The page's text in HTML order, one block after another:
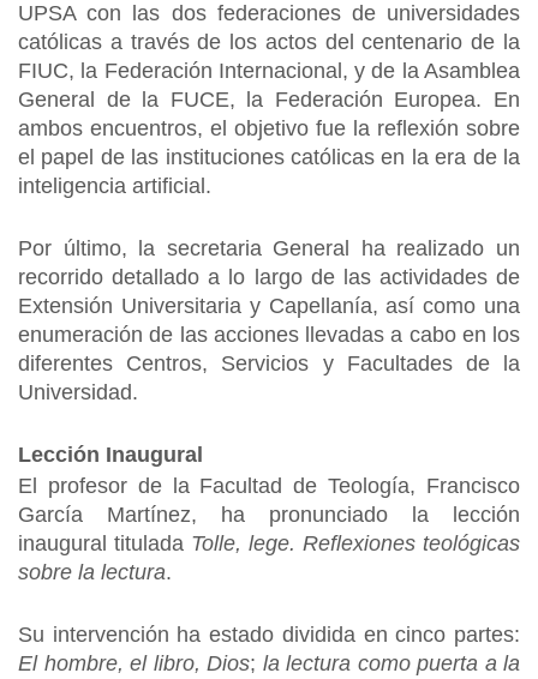
UPSA con las dos federaciones de universidades
católicas a través de los actos del centenario de la
FIUC, la Federación Internacional, y de la Asamblea
General de la FUCE, la Federación Europea. En
ambos encuentros, el objetivo fue la reflexión sobre
el papel de las instituciones católicas en la era de la
inteligencia artificial.
Por último, la secretaria General ha realizado un
recorrido detallado a lo largo de las actividades de
Extensión Universitaria y Capellanía, así como una
enumeración de las acciones llevadas a cabo en los
diferentes Centros, Servicios y Facultades de la
Universidad.
Lección Inaugural
El profesor de la Facultad de Teología, Francisco
García Martínez, ha pronunciado la lección
inaugural titulada Tolle, lege. Reflexiones teológicas
sobre la lectura.
Su intervención ha estado dividida en cinco partes:
El hombre, el libro, Dios; la lectura como puerta a la